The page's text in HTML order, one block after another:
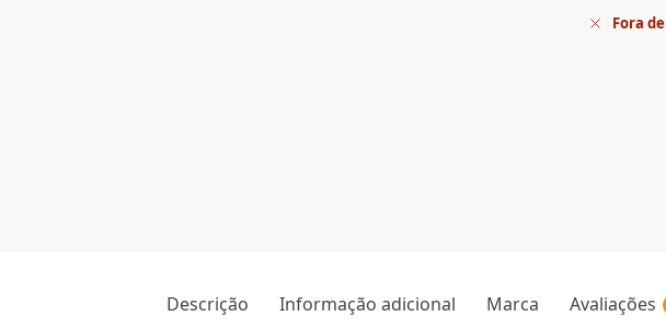
Fora
Descrição Informação adicional Marca Avaliações